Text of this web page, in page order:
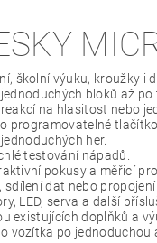
školní výuku, kroužky i
bloků až po
na hlasitost nebo
programovatelné tlačítko.
her.
testování nápadů.
pokusy a měřicí
dat nebo propojení
LED, serva a další
existujících doplňků a
vozítka po